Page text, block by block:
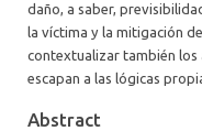
daño, a saber,
la víctima y la mitigación
contextualizar también los
escapan a las lógicas
Abstract